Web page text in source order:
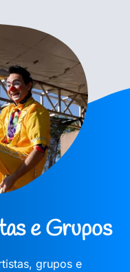
e Grupos
grupos e